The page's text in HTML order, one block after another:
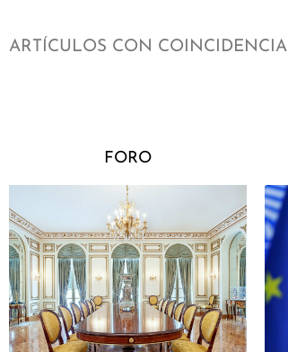
ARTÍCULOS CON COINCIDENCIA
FORO